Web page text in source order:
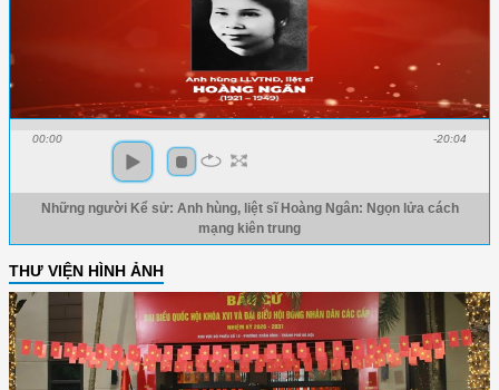
00:00 -20:04
Những người Kể sử: Anh hùng, liệt sĩ Hoàng Ngân: Ngọn lửa cách
mạng kiên trung
THƯ VIỆN HÌNH ẢNH